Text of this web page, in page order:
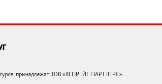
принадлежат ТОВ «КЕПРЕЙТ ПАРТНЕРС».